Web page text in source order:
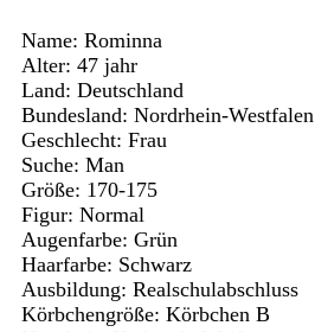
Name: Rominna
Alter: 47 jahr
Land: Deutschland
Bundesland: Nordrhein-Westfalen
Geschlecht: Frau
Suche: Man
Größe: 170-175
Figur: Normal
Augenfarbe: Grün
Haarfarbe: Schwarz
Ausbildung: Realschulabschluss
Körbchengröße: Körbchen B